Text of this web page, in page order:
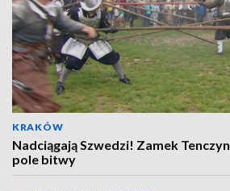
KRAKÓW
Nadciągają Szwedzi! Zamek
pole bitwy